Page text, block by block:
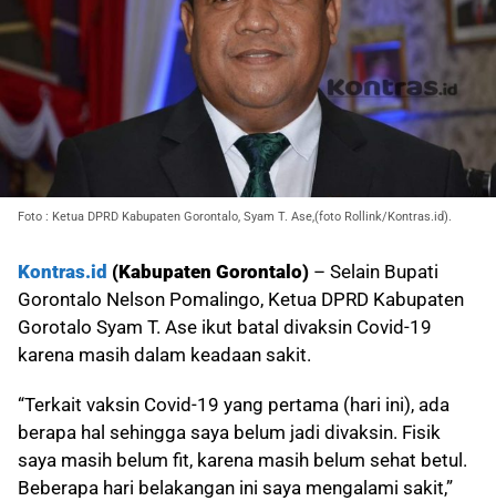
Foto : Ketua DPRD Kabupaten Gorontalo, Syam T. Ase,(foto Rollink/Kontras.id).
Kontras.id (Kabupaten Gorontalo) – Selain Bupati
Gorontalo Nelson Pomalingo, Ketua DPRD Kabupaten
Gorotalo Syam T. Ase ikut batal divaksin Covid-19
karena masih dalam keadaan sakit.
“Terkait vaksin Covid-19 yang pertama (hari ini), ada
berapa hal sehingga saya belum jadi divaksin. Fisik
saya masih belum fit, karena masih belum sehat betul.
Beberapa hari belakangan ini saya mengalami sakit,”